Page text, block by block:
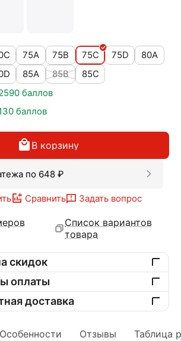
75A 75B 75C 75D
80A
85A 85B
85C
баллов
баллов
В корзину
по 648 ₽
Сравнить Задать вопрос
Список вариантов
товара
скидок
оплаты
доставка
Особенности Отзывы Таблица